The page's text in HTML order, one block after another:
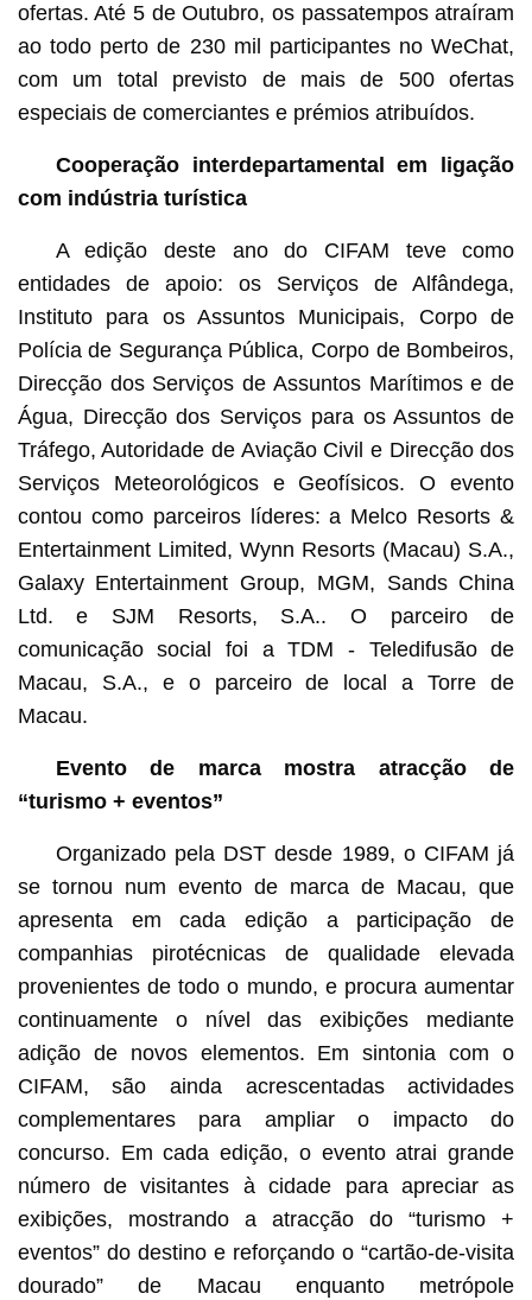
ofertas. Até 5 de Outubro, os passatempos atraíram
ao todo perto de 230 mil participantes no WeChat,
com um total previsto de mais de 500 ofertas
especiais de comerciantes e prémios atribuídos.
Cooperação interdepartamental em ligação
com indústria turística
A edição deste ano do CIFAM teve como
entidades de apoio: os Serviços de Alfândega,
Instituto para os Assuntos Municipais, Corpo de
Polícia de Segurança Pública, Corpo de Bombeiros,
Direcção dos Serviços de Assuntos Marítimos e de
Água, Direcção dos Serviços para os Assuntos de
Tráfego, Autoridade de Aviação Civil e Direcção dos
Serviços Meteorológicos e Geofísicos. O evento
contou como parceiros líderes: a Melco Resorts &
Entertainment Limited, Wynn Resorts (Macau) S.A.,
Galaxy Entertainment Group, MGM, Sands China
Ltd. e SJM Resorts, S.A.. O parceiro de
comunicação social foi a TDM - Teledifusão de
Macau, S.A., e o parceiro de local a Torre de
Macau.
Evento de marca mostra atracção de
“turismo + eventos”
Organizado pela DST desde 1989, o CIFAM já
se tornou num evento de marca de Macau, que
apresenta em cada edição a participação de
companhias pirotécnicas de qualidade elevada
provenientes de todo o mundo, e procura aumentar
continuamente o nível das exibições mediante
adição de novos elementos. Em sintonia com o
CIFAM, são ainda acrescentadas actividades
complementares para ampliar o impacto do
concurso. Em cada edição, o evento atrai grande
número de visitantes à cidade para apreciar as
exibições, mostrando a atracção do “turismo +
eventos” do destino e reforçando o “cartão-de-visita
dourado” de Macau enquanto metrópole